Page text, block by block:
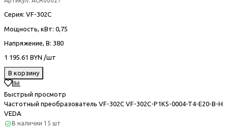
Серия: VF-302С
Мощность, кВт: 0,75
Напряжение, В: 380
1 195.61 BYN /шт
В корзину
Быстрый просмотр
Частотный преобразователь VF-302С VF-302C-P1K5-0004-T4-E20-B-H
VEDA
В наличии 15 шт